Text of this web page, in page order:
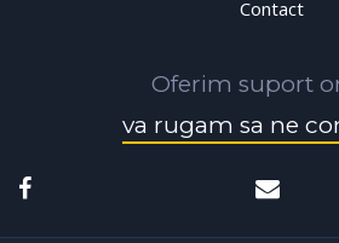
Contact
Oferim suport
va rugam sa ne